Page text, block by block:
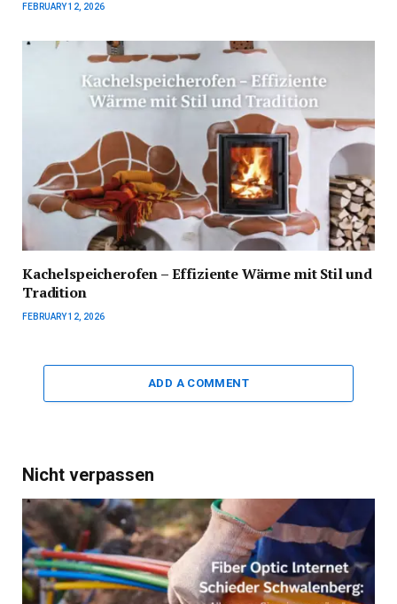
FEBRUARY 12, 2026
Kachelspeicherofen – Effiziente Wärme mit Stil und
Tradition
FEBRUARY 12, 2026
ADD A COMMENT
Nicht verpassen